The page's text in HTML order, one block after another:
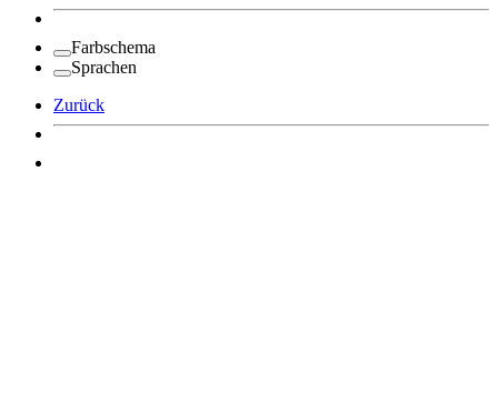
Farbschema
Sprachen
Zurück